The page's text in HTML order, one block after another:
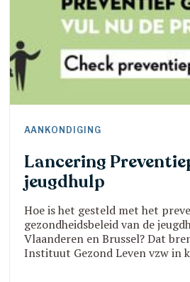
AANKONDIGING
Lancering
jeugdhulp
Hoe is het gesteld met het
gezondheidsbeleid van de
Vlaanderen en Brussel? Dat
Instituut Gezond Leven vzw in